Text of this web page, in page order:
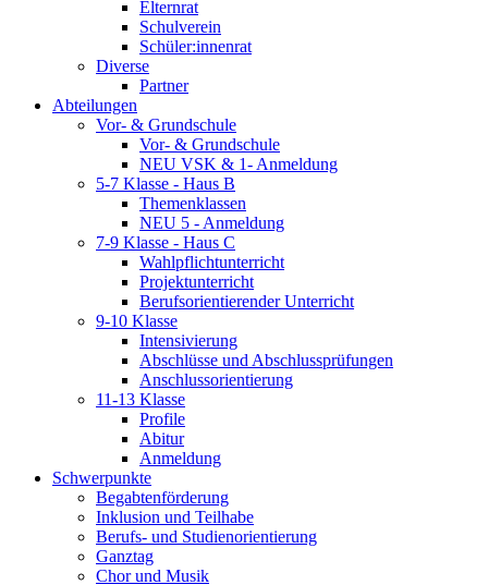
Elternrat
Schulverein
Schüler:innenrat
Diverse
Partner
Abteilungen
Vor- & Grundschule
Vor- & Grundschule
NEU VSK & 1- Anmeldung
5-7 Klasse - Haus B
Themenklassen
NEU 5 - Anmeldung
7-9 Klasse - Haus C
Wahlpflichtunterricht
Projektunterricht
Berufsorientierender Unterricht
9-10 Klasse
Intensivierung
Abschlüsse und Abschlussprüfungen
Anschlussorientierung
11-13 Klasse
Profile
Abitur
Anmeldung
Schwerpunkte
Begabtenförderung
Inklusion und Teilhabe
Berufs- und Studienorientierung
Ganztag
Chor und Musik